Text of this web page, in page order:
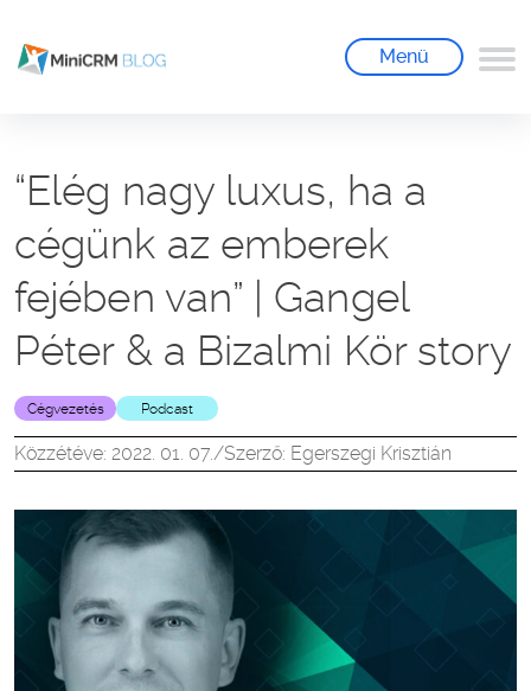
Menü
“Elég nagy luxus, ha a
cégünk az emberek
fejében van” | Gangel
Péter & a Bizalmi Kör story
Cégvezetés Podcast
Közzétéve: 2022. 01. 07./Szerző: Egerszegi Krisztián